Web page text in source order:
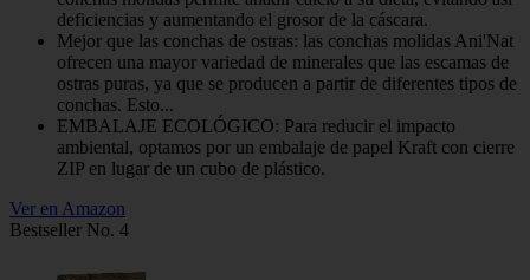
deficiencias y aumentando el grosor de la cáscara.
Mejor que las conchas de ostras: las conchas molidas Ani'Nat
ofrecen una mayor variedad de minerales que las escamas de
ostras puras, ya que se producen a partir de diferentes tipos de
conchas. Esto...
EMBALAJE ECOLÓGICO: Para reducir el impacto
ambiental, optamos por un embalaje de papel Kraft con cierre
ZIP en lugar de un cubo de plástico.
Ver en Amazon
Bestseller No. 4